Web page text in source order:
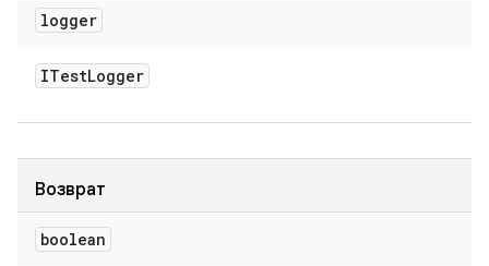
logger
ITestLogger
Возврат
boolean